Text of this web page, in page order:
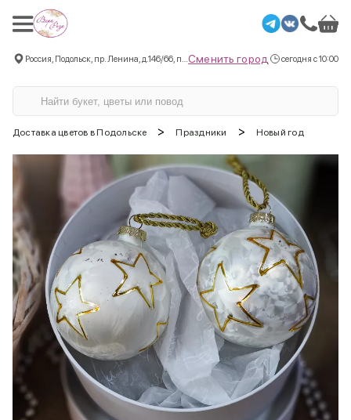
Сменить город сегодня с 10:00
Доставка цветов в Подольске > Праздники > Новый год